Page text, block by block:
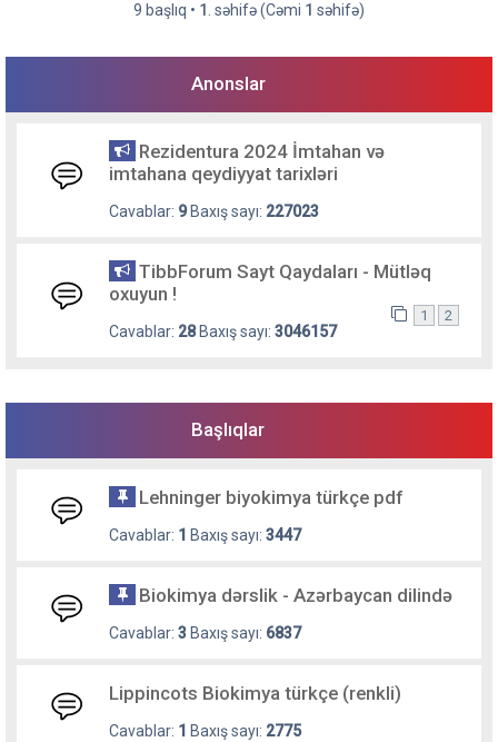
9 başlıq • 1 . səhifə (Cəmi 1 səhifə)
Anonslar
Rezidentura 2024 İmtahan və
imtahana qeydiyyat tarixləri
Cavablar: 9Baxış sayı: 227023
TibbForum Sayt Qaydaları - Mütləq
oxuyun !
Cavablar: 28Baxış sayı: 3046157
1 2
Başlıqlar
Lehninger biyokimya türkçe pdf
Cavablar: 1 Baxış sayı: 3447
Biokimya dərslik - Azərbaycan dilində
Cavablar: 3 Baxış sayı: 6837
Lippincots Biokimya türkçe (renkli)
Cavablar: 1 Baxış sayı: 2775